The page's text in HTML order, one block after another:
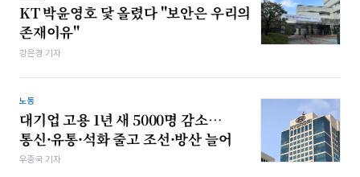
KT 박윤영호 닻 올렸다 "보안은 우리의
존재이유"
강은경 기자
노동
대기업 고용 1년 새 5000명 감소…
통신·유통·석화 줄고 조선·방산 늘어
우종국 기자